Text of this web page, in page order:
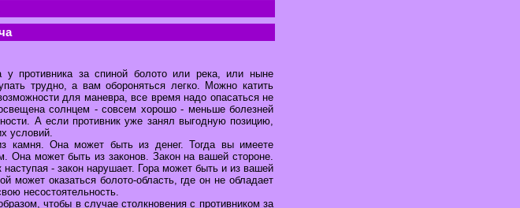
противника за спиной болото или река, или ныне
трудно, а вам обороняться легко. Можно катить
для маневра, все время надо опасаться не
солнцем - совсем хорошо - меньше болезней
А если противник уже занял выгодную позицию,
условий.
камня. Она может быть из денег. Тогда вы имеете
Она может быть из законов. Закон на вашей стороне.
- закон нарушает. Гора может быть и из вашей
может оказаться болото-область, где он не обладает
несостоятельность.
чтобы в случае столкновения с противником за